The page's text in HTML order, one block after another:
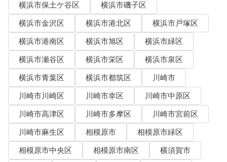
横浜市保土ケ谷区
横浜市磯子区
横浜市金沢区
横浜市港北区
横浜市戸塚区
横浜市港南区
横浜市旭区
横浜市緑区
横浜市瀬谷区
横浜市栄区
横浜市泉区
横浜市青葉区
横浜市都筑区
川崎市
川崎市川崎区
川崎市幸区
川崎市中原区
川崎市高津区
川崎市多摩区
川崎市宮前区
川崎市麻生区
相模原市
相模原市緑区
相模原市中央区
相模原市南区
横須賀市